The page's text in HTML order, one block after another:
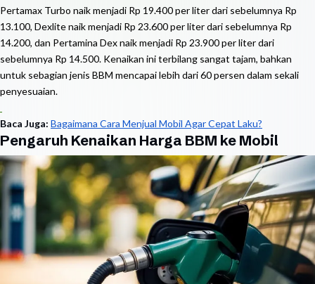
Pertamax Turbo naik menjadi Rp 19.400 per liter dari sebelumnya Rp
13.100, Dexlite naik menjadi Rp 23.600 per liter dari sebelumnya Rp
14.200, dan Pertamina Dex naik menjadi Rp 23.900 per liter dari
sebelumnya Rp 14.500. Kenaikan ini terbilang sangat tajam, bahkan
untuk sebagian jenis BBM mencapai lebih dari 60 persen dalam sekali
penyesuaian.
Baca Juga: Bagaimana Cara Menjual Mobil Agar Cepat Laku?
Pengaruh Kenaikan Harga BBM ke Mobil